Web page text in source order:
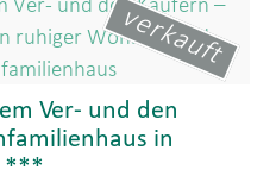
verkauft
Ver- und den
in
***